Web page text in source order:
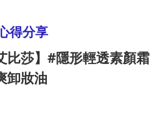
得分享
比莎】#隱形輕透素顏
卸妝油